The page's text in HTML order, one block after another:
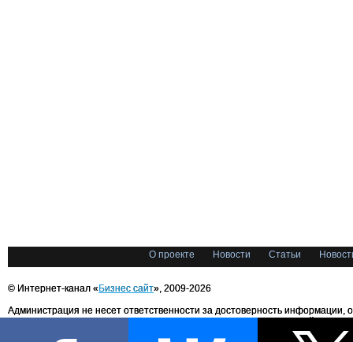
О проекте Новости Статьи
© Интернет-канал «Бизнес сайт», 2009-2026
Администрация не несет ответственности за достоверность информации,